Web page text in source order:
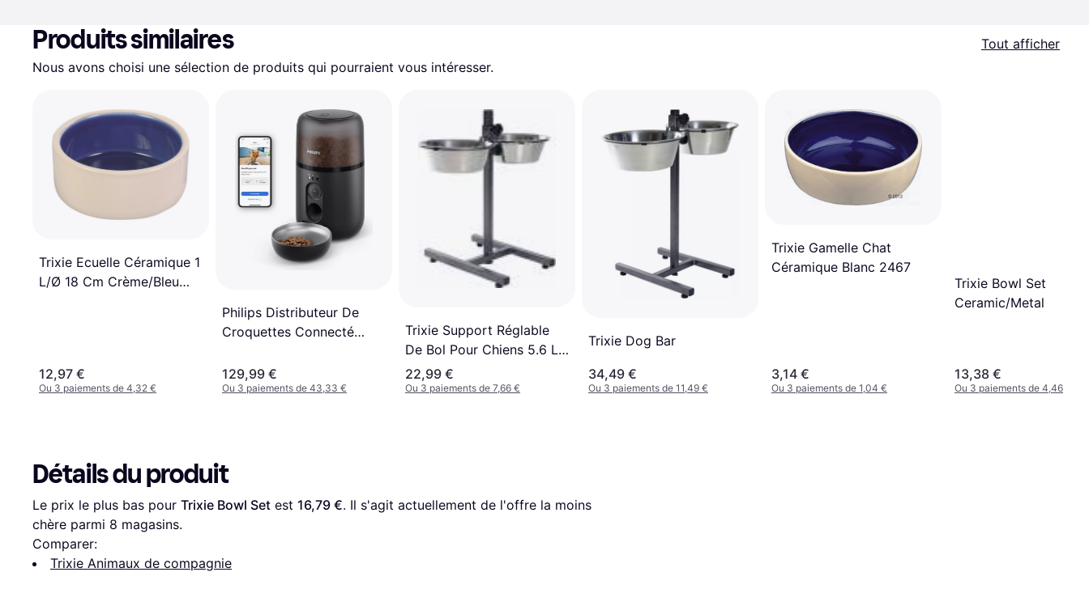
Produits similaires
Tout afficher
Nous avons choisi une sélection de produits qui pourraient vous intéresser.
Trixie Ecuelle Céramique 1
L/Ø 18 Cm Crème/Bleu
12,97 €
Ou 3 paiements de 4,32 €
Philips Distributeur De
Croquettes Connecté
129,99 €
Ou 3 paiements de 43,33 €
Trixie Support Réglable
De Bol Pour Chiens 5.6 L
24 cm
22,99 €
Ou 3 paiements de 7,66 €
Trixie Dog Bar
34,49 €
Ou 3 paiements de 11,49 €
Trixie Gamelle Chat
Céramique Blanc 2467
3,14 €
Ou 3 paiements de 1,04 €
Trixie Bowl Set
Ceramic/Metal
13,38 €
Ou 3 paiements de 4,46 €
Détails du produit
Le prix le plus bas pour Trixie Bowl Set est 16,79 €. Il s'agit actuellement de l'offre la moins
chère parmi 8 magasins.
Comparer:
Trixie Animaux de compagnie